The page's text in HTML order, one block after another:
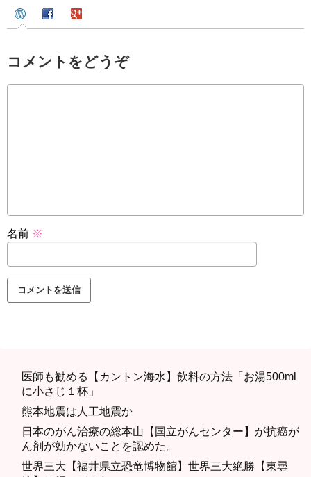
コメントをどうぞ
名前 ※
医師も勧める【カントン海水】飲料の方法「お湯500ml
に小さじ１杯」
熊本地震は人工地震か
日本のがん治療の総本山【国立がんセンター】が抗癌が
ん剤が効かないことを認めた。
世界三大【福井県立恐竜博物館】世界三大絶勝【東尋